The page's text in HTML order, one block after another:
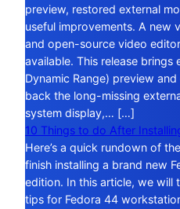
preview, restored external
useful improvements. A new
and open-source video
available. This release brings
Dynamic Range) preview
back the long-missing
system display,… […]
10 Things to do After
Here’s a quick rundown of
finish installing a brand new
edition. In this article, we
tips for Fedora 44